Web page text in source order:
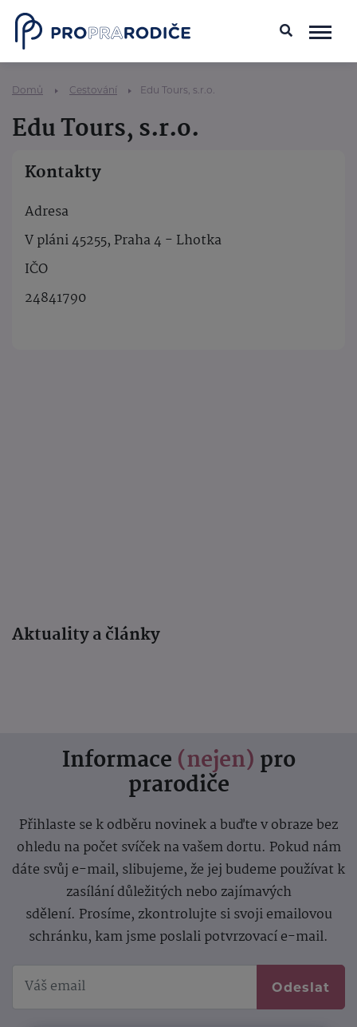
Domů Cestování Edu Tours, s.r.o.
Edu Tours, s.r.o.
Kontakty
Adresa
V pláni 45255, Praha 4 - Lhotka
IČO
24841790
Aktuality a články
Informace (nejen) pro
prarodiče
Přihlaste se k odběru novinek a buďte v obraze bez
ohledu na počet svíček na vašem dortu. Pokud nám
dáte svůj e-mail, slibujeme, že jej budeme používat k
zasílání důležitých nebo zajímavých
sdělení. Prosíme, zkontrolujte si svoji emailovou
schránku, kam jsme poslali potvrzovací e-mail.
Odeslat